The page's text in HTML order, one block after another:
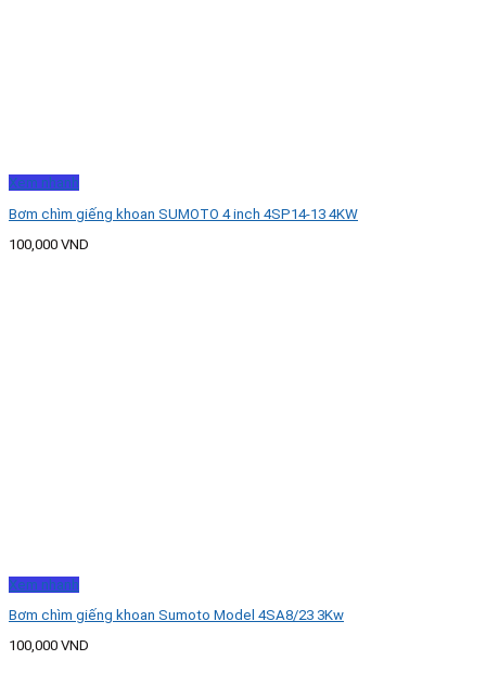
Xem nhanh
Bơm chìm giếng khoan SUMOTO 4 inch 4SP14-13 4KW
100,000 VND
Xem nhanh
Bơm chìm giếng khoan Sumoto Model 4SA8/23 3Kw
100,000 VND